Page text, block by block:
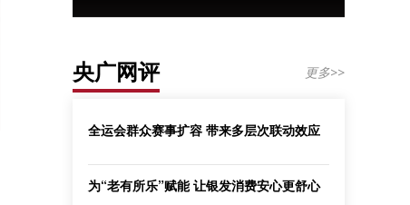
央广网评 更多>>
全运会群众赛事扩容 带来多层次联动效应
为“老有所乐”赋能 让银发消费安心更舒心